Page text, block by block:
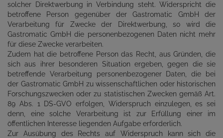
solcher Direktwerbung in Verbindung steht. Widerspricht die
betroffene Person gegenüber der Gastromatic GmbH der
Verarbeitung für Zwecke der Direktwerbung, so wird die
Gastromatic GmbH die personenbezogenen Daten nicht mehr
für diese Zwecke verarbeiten.
Zudem hat die betroffene Person das Recht, aus Gründen, die
sich aus ihrer besonderen Situation ergeben, gegen die sie
betreffende Verarbeitung personenbezogener Daten, die bei
der Gastromatic GmbH zu wissenschaftlichen oder historischen
Forschungszwecken oder zu statistischen Zwecken gemäß Art.
89 Abs. 1 DS-GVO erfolgen, Widerspruch einzulegen, es sei
denn, eine solche Verarbeitung ist zur Erfüllung einer im
öffentlichen Interesse liegenden Aufgabe erforderlich.
Zur Ausübung des Rechts auf Widerspruch kann sich die